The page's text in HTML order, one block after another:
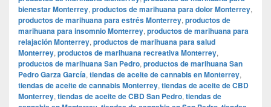
bienestar Monterrey, productos de marihuana para dolor Monterrey,
productos de marihuana para estrés Monterrey, productos de
marihuana para insomnio Monterrey, productos de marihuana para
relajación Monterrey, productos de marihuana para salud
Monterrey, productos de marihuana recreativa Monterrey,
productos de marihuana San Pedro, productos de marihuana San
Pedro Garza García, tiendas de aceite de cannabis en Monterrey,
tiendas de aceite de cannabis Monterrey, tiendas de aceite de CBD
Monterrey, tiendas de aceite de CBD San Pedro, tiendas de